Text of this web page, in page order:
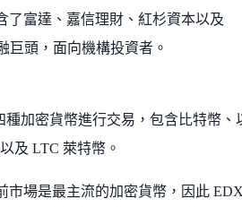
了富達、嘉信理財、紅杉資本以及
巨頭，面向機構投資者。
種加密貨幣進行交易，包含比特幣、
及 LTC 萊特幣。
市場是最主流的加密貨幣，因此